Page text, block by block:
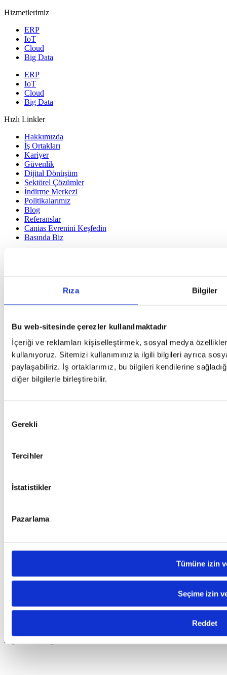
Rıza Bilgiler
Bu web-sitesinde çerezler kullanılmaktadır
İçeriği ve reklamları kişiselleştirmek, sosyal medya
kullanıyoruz. Sitemizi kullanımınızla ilgili bilgileri ayrıca
paylaşabiliriz. İş ortaklarımız, bu bilgileri kendilerine
diğer bilgilerle birleştirebilir.
Seçimi
Gerekli
Tercihler
İstatistikler
Pazarlama
Tümüne izin
Seçime izin
Reddet
Hizmetlerimiz
ERP
IoT
Cloud
Big Data
ERP
IoT
Cloud
Big Data
Hızlı Linkler
Hakkımızda
İş Ortakları
Kariyer
Güvenlik
Dijital Dönüşüm
Sektörel Çözümler
İndirme Merkezi
Politikalarımız
Blog
Referanslar
Canias Evrenini Keşfedin
Basında Biz
Dijital Dönüşüm
Blog
Canias Evrenini Keşfedin
Basında Biz
Destek
Sıkça Sorulan Sorular (SSS)
Yasal Bilgiler
Kullanım Koşulları ve Gizlilik
Yasal Hatırlatmalar
Çerez Politikası
Industrial Application Software
Adres:Havaalanı Kavşağı EGS Business Park Blokları B1 Blok
E-posta: